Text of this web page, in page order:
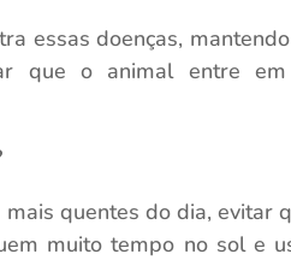
essas doenças,
que o animal entre em
quentes do dia, evitar
muito tempo no sol e